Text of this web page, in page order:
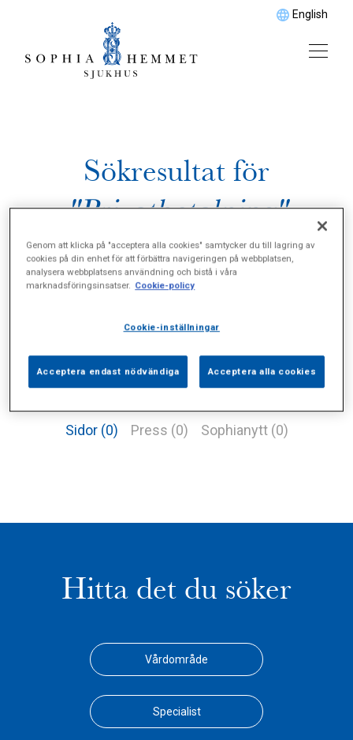
English
Sökresultat för
"Privatbetalning"
Sidor (0) Press (0) Sophianytt (0)
Hitta det du söker
Vårdområde
Specialist
Genom att klicka på "acceptera alla cookies" samtycker du till lagring av
cookies på din enhet för att förbättra navigeringen på webbplatsen,
analysera webbplatsens användning och bistå i våra
marknadsföringsinsatser. Cookie-policy
Cookie-inställningar
Acceptera endast nödvändiga Acceptera alla cookies